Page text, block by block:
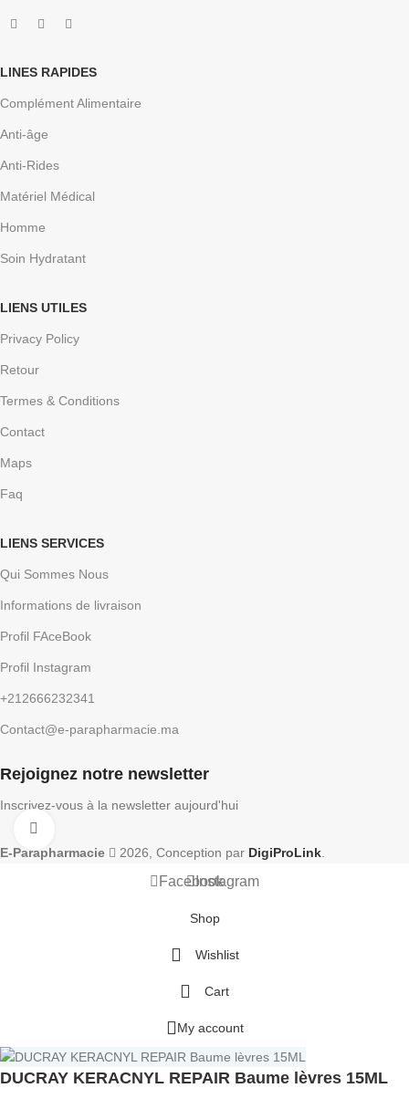
LINES RAPIDES
Complément Alimentaire
Anti-âge
Anti-Rides
Matériel Médical
Homme
Soin Hydratant
LIENS UTILES
Privacy Policy
Retour
Termes & Conditions
Contact
Maps
Faq
LIENS SERVICES
Qui Sommes Nous
Informations de livraison
Profil FAceBook
Profil Instagram
+212666232341
Contact@e-parapharmacie.ma
Rejoignez notre newsletter
Inscrivez-vous à la newsletter aujourd'hui
E-Parapharmacie 2026, Conception par DigiProLink
FacebookInstagram
Shop
Wishlist
Cart
My account
DUCRAY KERACNYL REPAIR Baume lèvres 15ML